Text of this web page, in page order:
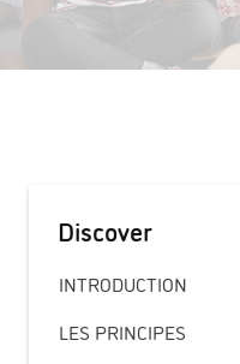
Discover
INTRODUCTION
LES PRINCIPES